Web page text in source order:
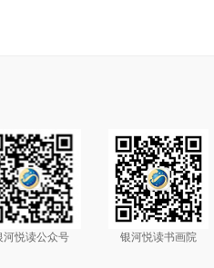
河悦读公众号 银河悦读书画院